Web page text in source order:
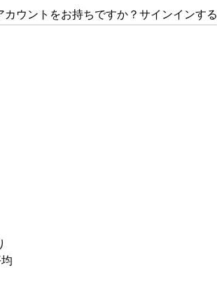
カウントをお持ちですか？サインインする